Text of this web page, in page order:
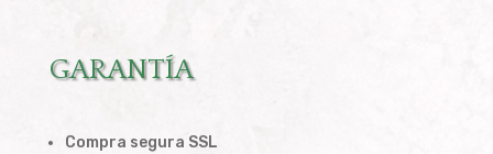
GARANTÍA
Compra segura SSL